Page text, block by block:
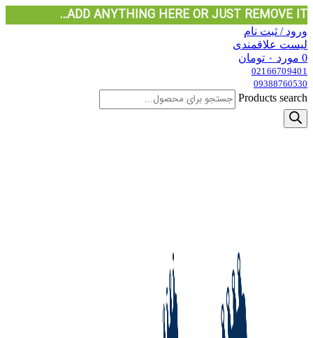
ADD ANYTHING HERE OR JUST REMOVE IT…
ورود / ثبت نام
لیست علاقمندی
0 مورد ۰ تومان
02166709401
09388760530
Products search